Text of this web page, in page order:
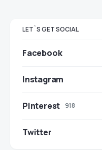
LET`S GET SOCIAL
Facebook
Instagram
Pinterest 918
Twitter